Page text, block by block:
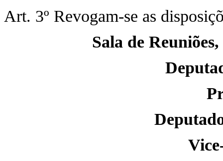
Art. 3º Revogam-se as
Sala de